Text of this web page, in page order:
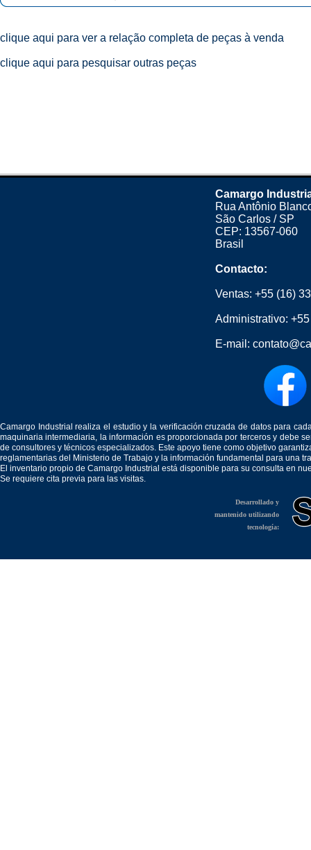
clique aqui para ver a relação completa de peças à venda
clique aqui para pesquisar outras peças
Camargo
Rua Antônio
São Carlos / SP
CEP: 13567-060
Brasil
Contacto:
Ventas: +55 (16)
Administrativo:
E-mail:
Camargo Industrial realiza el estudio y la verificación cruzada de datos para
maquinaria intermediaria, la información es proporcionada por terceros y debe
de consultores y técnicos especializados. Este apoyo tiene como objetivo
reglamentarias del Ministerio de Trabajo y la información fundamental para una
El inventario propio de Camargo Industrial está disponible para su consulta en
Se requiere cita previa para las visitas.
Desarrollado y
mantenido utilizando
tecnología: